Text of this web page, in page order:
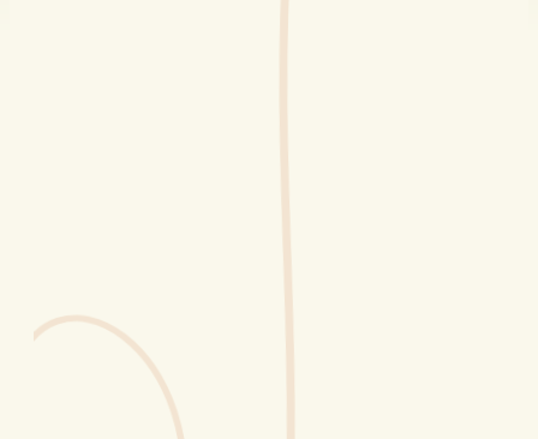
Blüten-Finder
Phänologie-Radar